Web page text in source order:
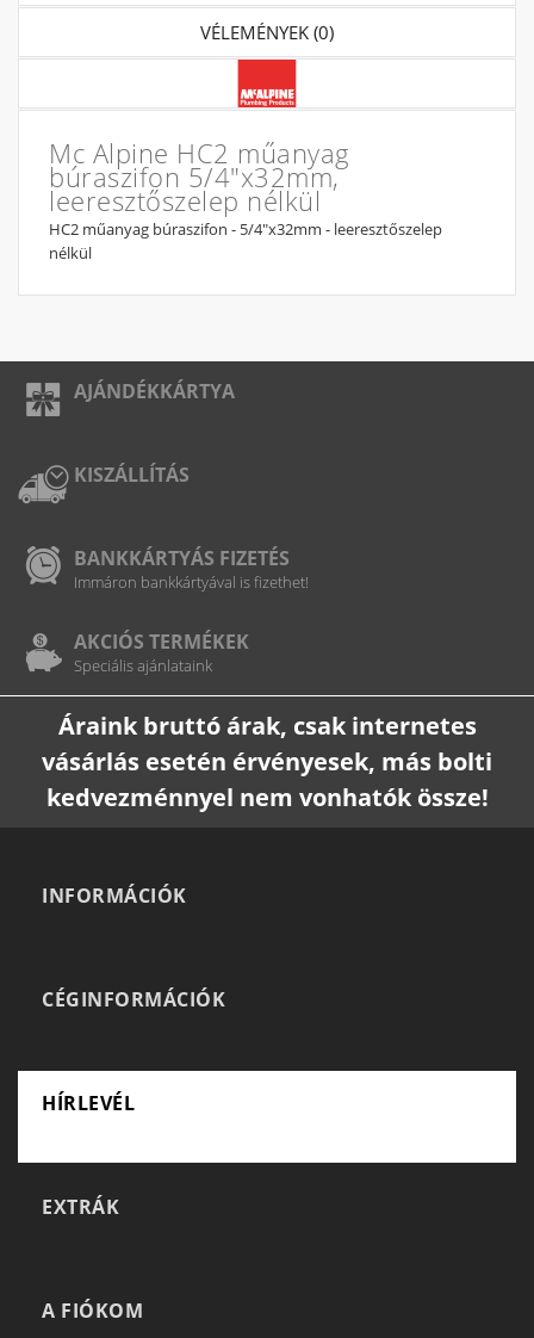
VÉLEMÉNYEK (0)
Mc Alpine HC2 műanyag
búraszifon 5/4"x32mm,
leeresztőszelep nélkül
HC2 műanyag búraszifon - 5/4"x32mm - leeresztőszelep
nélkül
AJÁNDÉKKÁRTYA
KISZÁLLÍTÁS
BANKKÁRTYÁS FIZETÉS
Immáron bankkártyával is fizethet!
AKCIÓS TERMÉKEK
Speciális ajánlataink
Áraink bruttó árak, csak internetes
vásárlás esetén érvényesek, más bolti
kedvezménnyel nem vonhatók össze!
INFORMÁCIÓK
CÉGINFORMÁCIÓK
HÍRLEVÉL
EXTRÁK
A FIÓKOM